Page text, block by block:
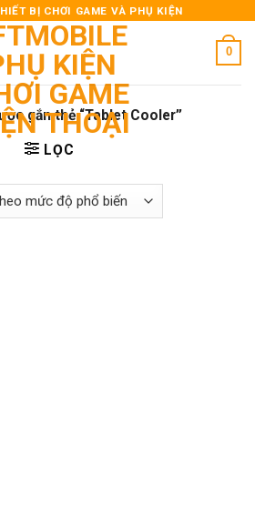
BỊ CHƠI GAME VÀ PHỤ KIỆN
0
gắn thẻ “Tablet Cooler”
LỌC